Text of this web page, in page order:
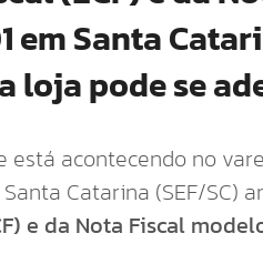
em Santa
loja pode se
acontecendo no
Catarina (SEF/SC)
e da Nota Fiscal